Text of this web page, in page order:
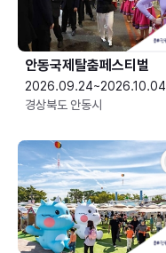
안동국제탈춤페스티벌
2026.09.24~2026.10.04
경상북도 안동시